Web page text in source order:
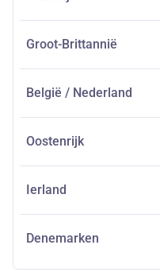
Groot-Brittannië
België / Nederland
Oostenrijk
Ierland
Denemarken